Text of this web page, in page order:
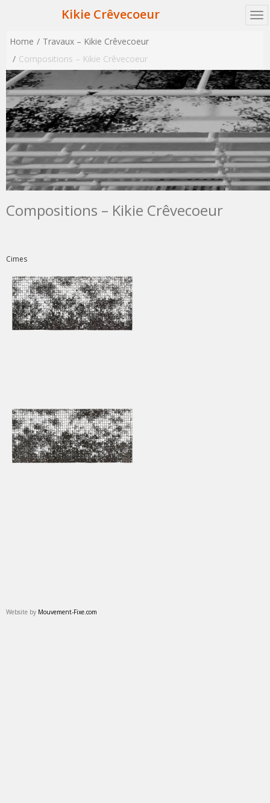
Kikie Crêvecoeur
Home
Travaux – Kikie Crêvecoeur
Compositions – Kikie Crêvecoeur
Compositions – Kikie Crêvecoeur
Cimes
Website by Mouvement-Fixe.com